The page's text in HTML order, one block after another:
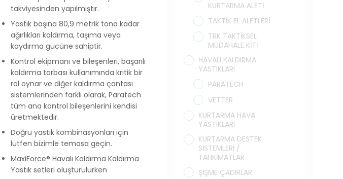
takviyesinden yapılmıştır.
Yastık başına 80,9 metrik tona kadar
ağırlıkları kaldırma, taşıma veya
kaydırma gücüne sahiptir.
Kontrol ekipmanı ve bileşenleri, başarılı
kaldırma torbası kullanımında kritik bir
rol oynar ve diğer kaldırma çantası
sistemlerinden farklı olarak, Paratech
tüm ana kontrol bileşenlerini kendisi
üretmektedir.
Doğru yastık kombinasyonları için
lütfen bizimle temasa geçin.
MaxiForce® Havalı Kaldırma Kaldırma
Yastık setleri oluşturulurken
KURTARMA ALETİ
TAKTİK EL ALETLERİ
TRK TAKTİKSEL
MÜDAHALE KİTİ
HAVALI KALDIRMA
YASTIKLARI
PARATECH
VETTER
KURTARMA HAVA
YASTIKLARI
KURTARMA DESTEK
SİSTEMLERİ /
TAHKİMATLAR
ŞİŞME ÇADIRLAR